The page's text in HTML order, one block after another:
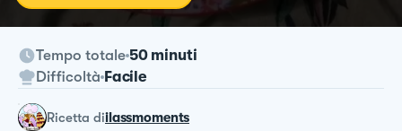
Tempo totale 50 minuti
Difficoltà Facile
ricetta diilassmoments